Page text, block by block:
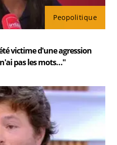
Peopolitique
victime d'une agression
pas les mots…"